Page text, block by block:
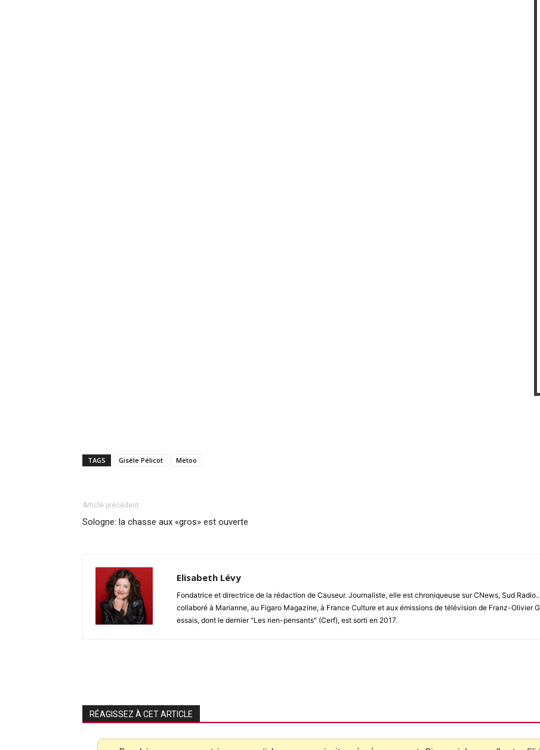
TAGS Gisèle Pélicot Metoo
Article précédent
Sologne: la chasse aux «gros» est ouverte
Elisabeth Lévy
Fondatrice et directrice de la rédaction de Causeur. Journaliste, elle est chroniqueuse sur CNews, Sud
collaboré à Marianne, au Figaro Magazine, à France Culture et aux émissions de télévision de Franz-Olivier
essais, dont le dernier "Les rien-pensants" (Cerf), est sorti en 2017.
RÉAGISSEZ À CET ARTICLE